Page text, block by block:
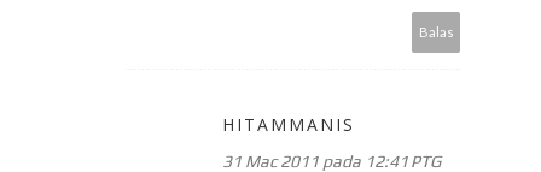
Balas
HITAMMANIS
31 Mac 2011 pada 12:41 PTG